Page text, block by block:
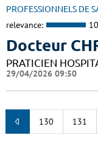
PROFESSIONNELS DE
relevance:
Docteur
PRATICIEN
29/04/2026 09:50
130 131